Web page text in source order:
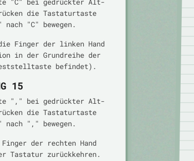
die Tastaturtaste
"C" bewegen.
Finger der linken Hand
in der Grundreihe der
befindet).
15
"," bei gedrückter Alt-
die Tastaturtaste
"," bewegen.
der rechten Hand
Tastatur zurückkehren.